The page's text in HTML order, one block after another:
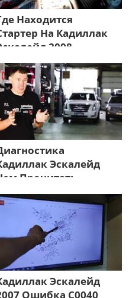
Находится
На Кадиллак
2008
Эскалейд
Прочитать
Эскалейд
Ошибка С0040